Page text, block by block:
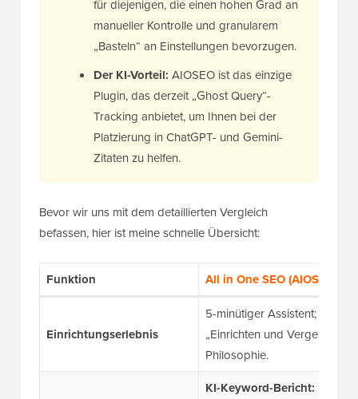
für diejenigen, die einen hohen Grad an
manueller Kontrolle und granularem
„Basteln“ an Einstellungen bevorzugen.
Der KI-Vorteil: AIOSEO ist das einzige
Plugin, das derzeit „Ghost Query“-
Tracking anbietet, um Ihnen bei der
Platzierung in ChatGPT- und Gemini-
Zitaten zu helfen.
Bevor wir uns mit dem detaillierten Vergleich
befassen, hier ist meine schnelle Übersicht:
Funktion All in One SEO (AIOSEO)
Einrichtungserlebnis
5-minütiger Assistent;
„Einrichten und Vergessen“-
Philosophie.
KI-Keyword-Bericht: